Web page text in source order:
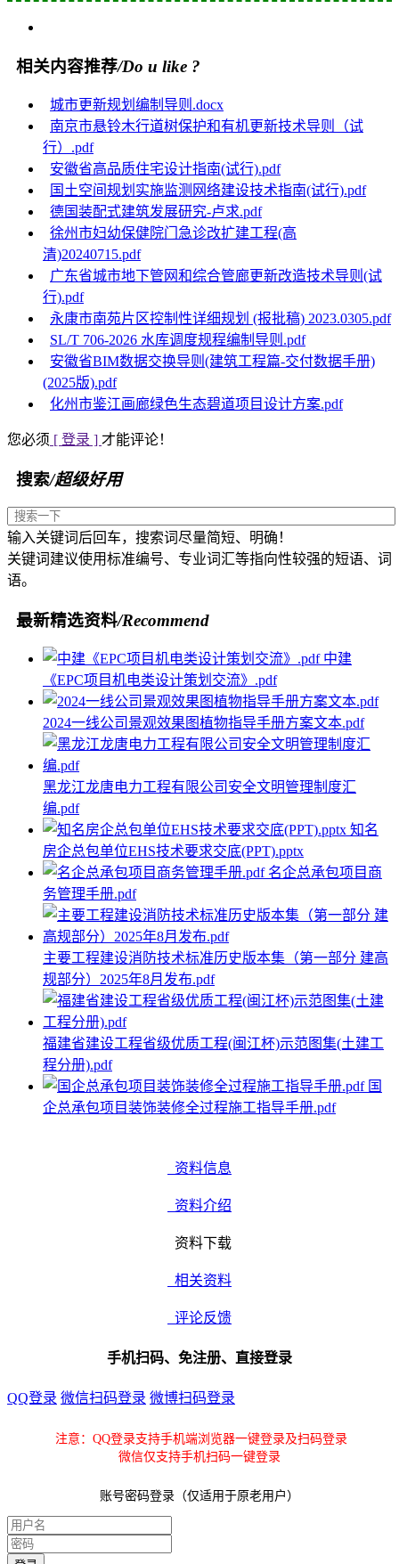
相关内容推荐/Do u like ?
城市更新规划编制导则.docx
南京市悬铃木行道树保护和有机更新技术导则（试
行）.pdf
安徽省高品质住宅设计指南(试行).pdf
国土空间规划实施监测网络建设技术指南(试行).pdf
德国装配式建筑发展研究-卢求.pdf
徐州市妇幼保健院门急诊改扩建工程(高
清)20240715.pdf
广东省城市地下管网和综合管廊更新改造技术导则(试
行).pdf
永康市南苑片区控制性详细规划 (报批稿) 2023.0305.pdf
SL/T 706-2026 水库调度规程编制导则.pdf
安徽省BIM数据交换导则(建筑工程篇-交付数据手册)
(2025版).pdf
化州市鉴江画廊绿色生态碧道项目设计方案.pdf
您必须 [ 登录 ] 才能评论！
搜索/超级好用
输入关键词后回车，搜索词尽量简短、明确！
关键词建议使用标准编号、专业词汇等指向性较强的短语、词
语。
最新精选资料/Recommend
中建
《EPC项目机电类设计策划交流》.pdf
2024一线公司景观效果图植物指导手册方案文本.pdf
黑龙江龙唐电力工程有限公司安全文明管理制度汇
编.pdf
知名
房企总包单位EHS技术要求交底(PPT).pptx
名企总承包项目商
务管理手册.pdf
主要工程建设消防技术标准历史版本集（第一部分 建高
规部分）2025年8月发布.pdf
福建省建设工程省级优质工程(闽江杯)示范图集(土建工
程分册).pdf
国
企总承包项目装饰装修全过程施工指导手册.pdf
资料信息
资料介绍
资料下载
相关资料
评论反馈
手机扫码、免注册、直接登录
QQ登录 微信扫码登录 微博扫码登录
注意：QQ登录支持手机端浏览器一键登录及扫码登录
微信仅支持手机扫码一键登录
账号密码登录（仅适用于原老用户）